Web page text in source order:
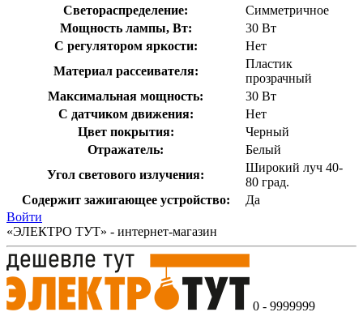
Светораспределение:
Симметричное
Мощность лампы, Вт:
30 Вт
С регулятором яркости:
Нет
Материал рассеивателя:
Пластик
прозрачный
Максимальная мощность:
30 Вт
С датчиком движения:
Нет
Цвет покрытия:
Черный
Отражатель:
Белый
Угол светового излучения:
Широкий луч 40-
80 град.
Содержит зажигающее устройство:
Да
Войти
«ЭЛЕКТРО ТУТ» - интернет-магазин
0 - 9999999